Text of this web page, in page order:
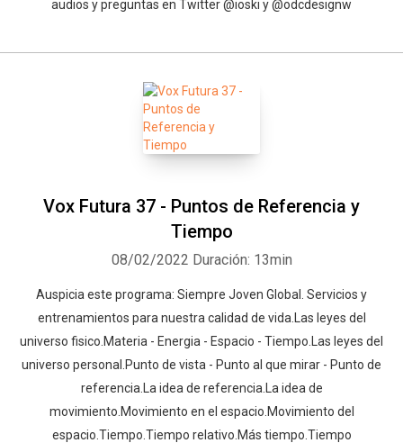
audios y preguntas en Twitter @ioski y @odcdesignw
Vox Futura 37 - Puntos de Referencia y
Tiempo
08/02/2022 Duración: 13min
Auspicia este programa: Siempre Joven Global. Servicios y
entrenamientos para nuestra calidad de vida.Las leyes del
universo fisico.Materia - Energia - Espacio - Tiempo.Las leyes del
universo personal.Punto de vista - Punto al que mirar - Punto de
referencia.La idea de referencia.La idea de
movimiento.Movimiento en el espacio.Movimiento del
espacio.Tiempo.Tiempo relativo.Más tiempo.Tiempo